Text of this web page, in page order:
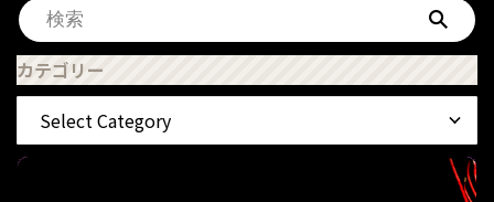
カテゴリー